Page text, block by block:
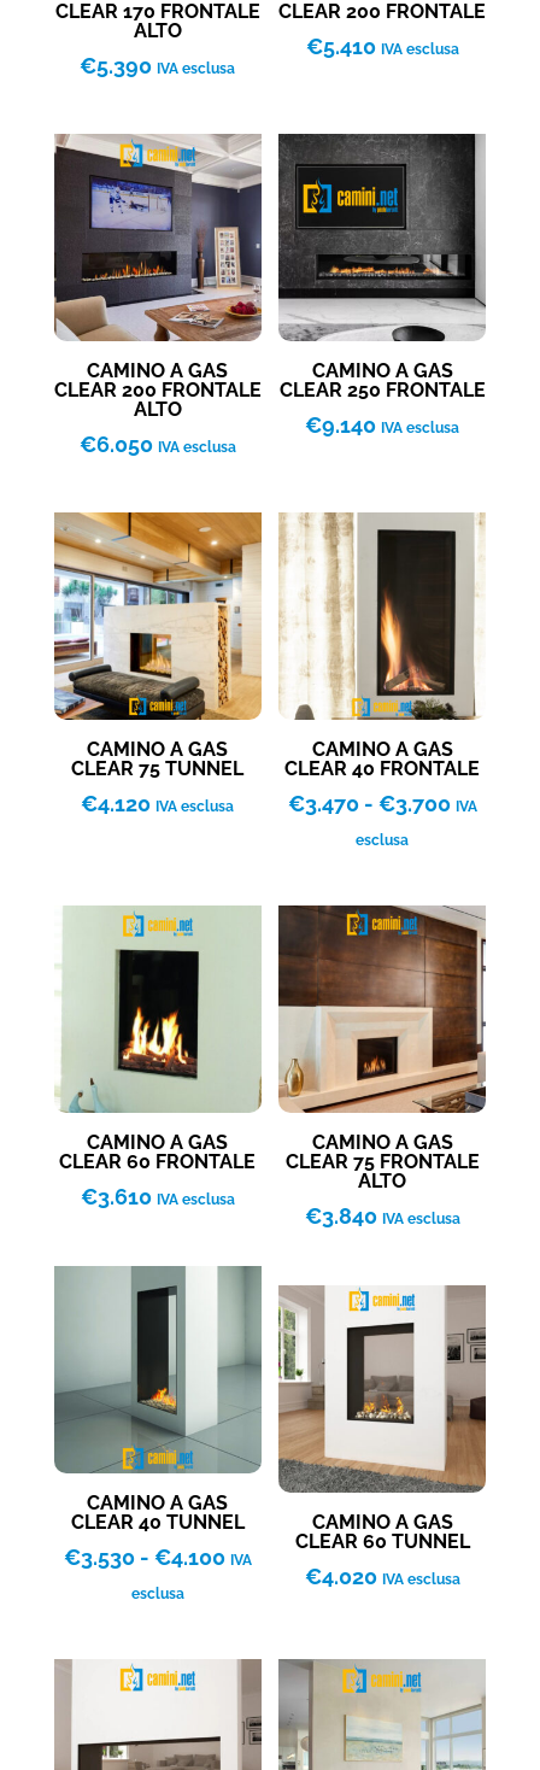
CLEAR 170 FRONTALE
ALTO
€5.390 IVA esclusa
CLEAR 200 FRONTALE
€5.410 IVA esclusa
CAMINO A GAS
CLEAR 200 FRONTALE
ALTO
€6.050 IVA esclusa
CAMINO A GAS
CLEAR 250 FRONTALE
€9.140 IVA esclusa
CAMINO A GAS
CLEAR 75 TUNNEL
€4.120 IVA esclusa
CAMINO A GAS
CLEAR 40 FRONTALE
€3.470 - €3.700Fascia
€3.470
a
€3.700
IVA
esclusa
CAMINO A GAS
CLEAR 60 FRONTALE
€3.610 IVA esclusa
CAMINO A GAS
CLEAR 75 FRONTALE
ALTO
€3.840 IVA esclusa
CAMINO A GAS
CLEAR 40 TUNNEL
€3.530 - €4.100Fascia
€3.530
€4.100
IVA
esclusa
CAMINO A GAS
CLEAR 60 TUNNEL
€4.020 IVA esclusa